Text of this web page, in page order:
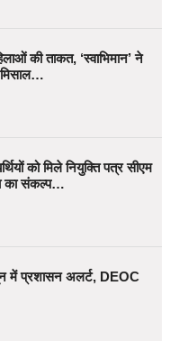
की ताकत, ‘स्वाभिमान’ ने
मिसाल…
को मिले नियुक्ति पत्र सीएम
का संकल्प…
में प्रशासन अलर्ट, DEOC